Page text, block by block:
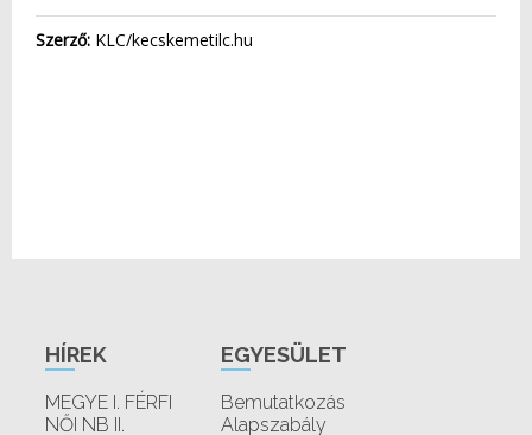
Szerző: KLC/kecskemetilc.hu
HÍREK
MEGYE I. FÉRFI
NŐI NB II.
EGYESÜLET
Bemutatkozás
Alapszabály